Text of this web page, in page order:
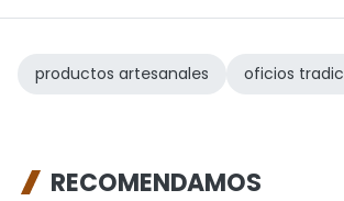
productos artesanales oficios
RECOMENDAMOS